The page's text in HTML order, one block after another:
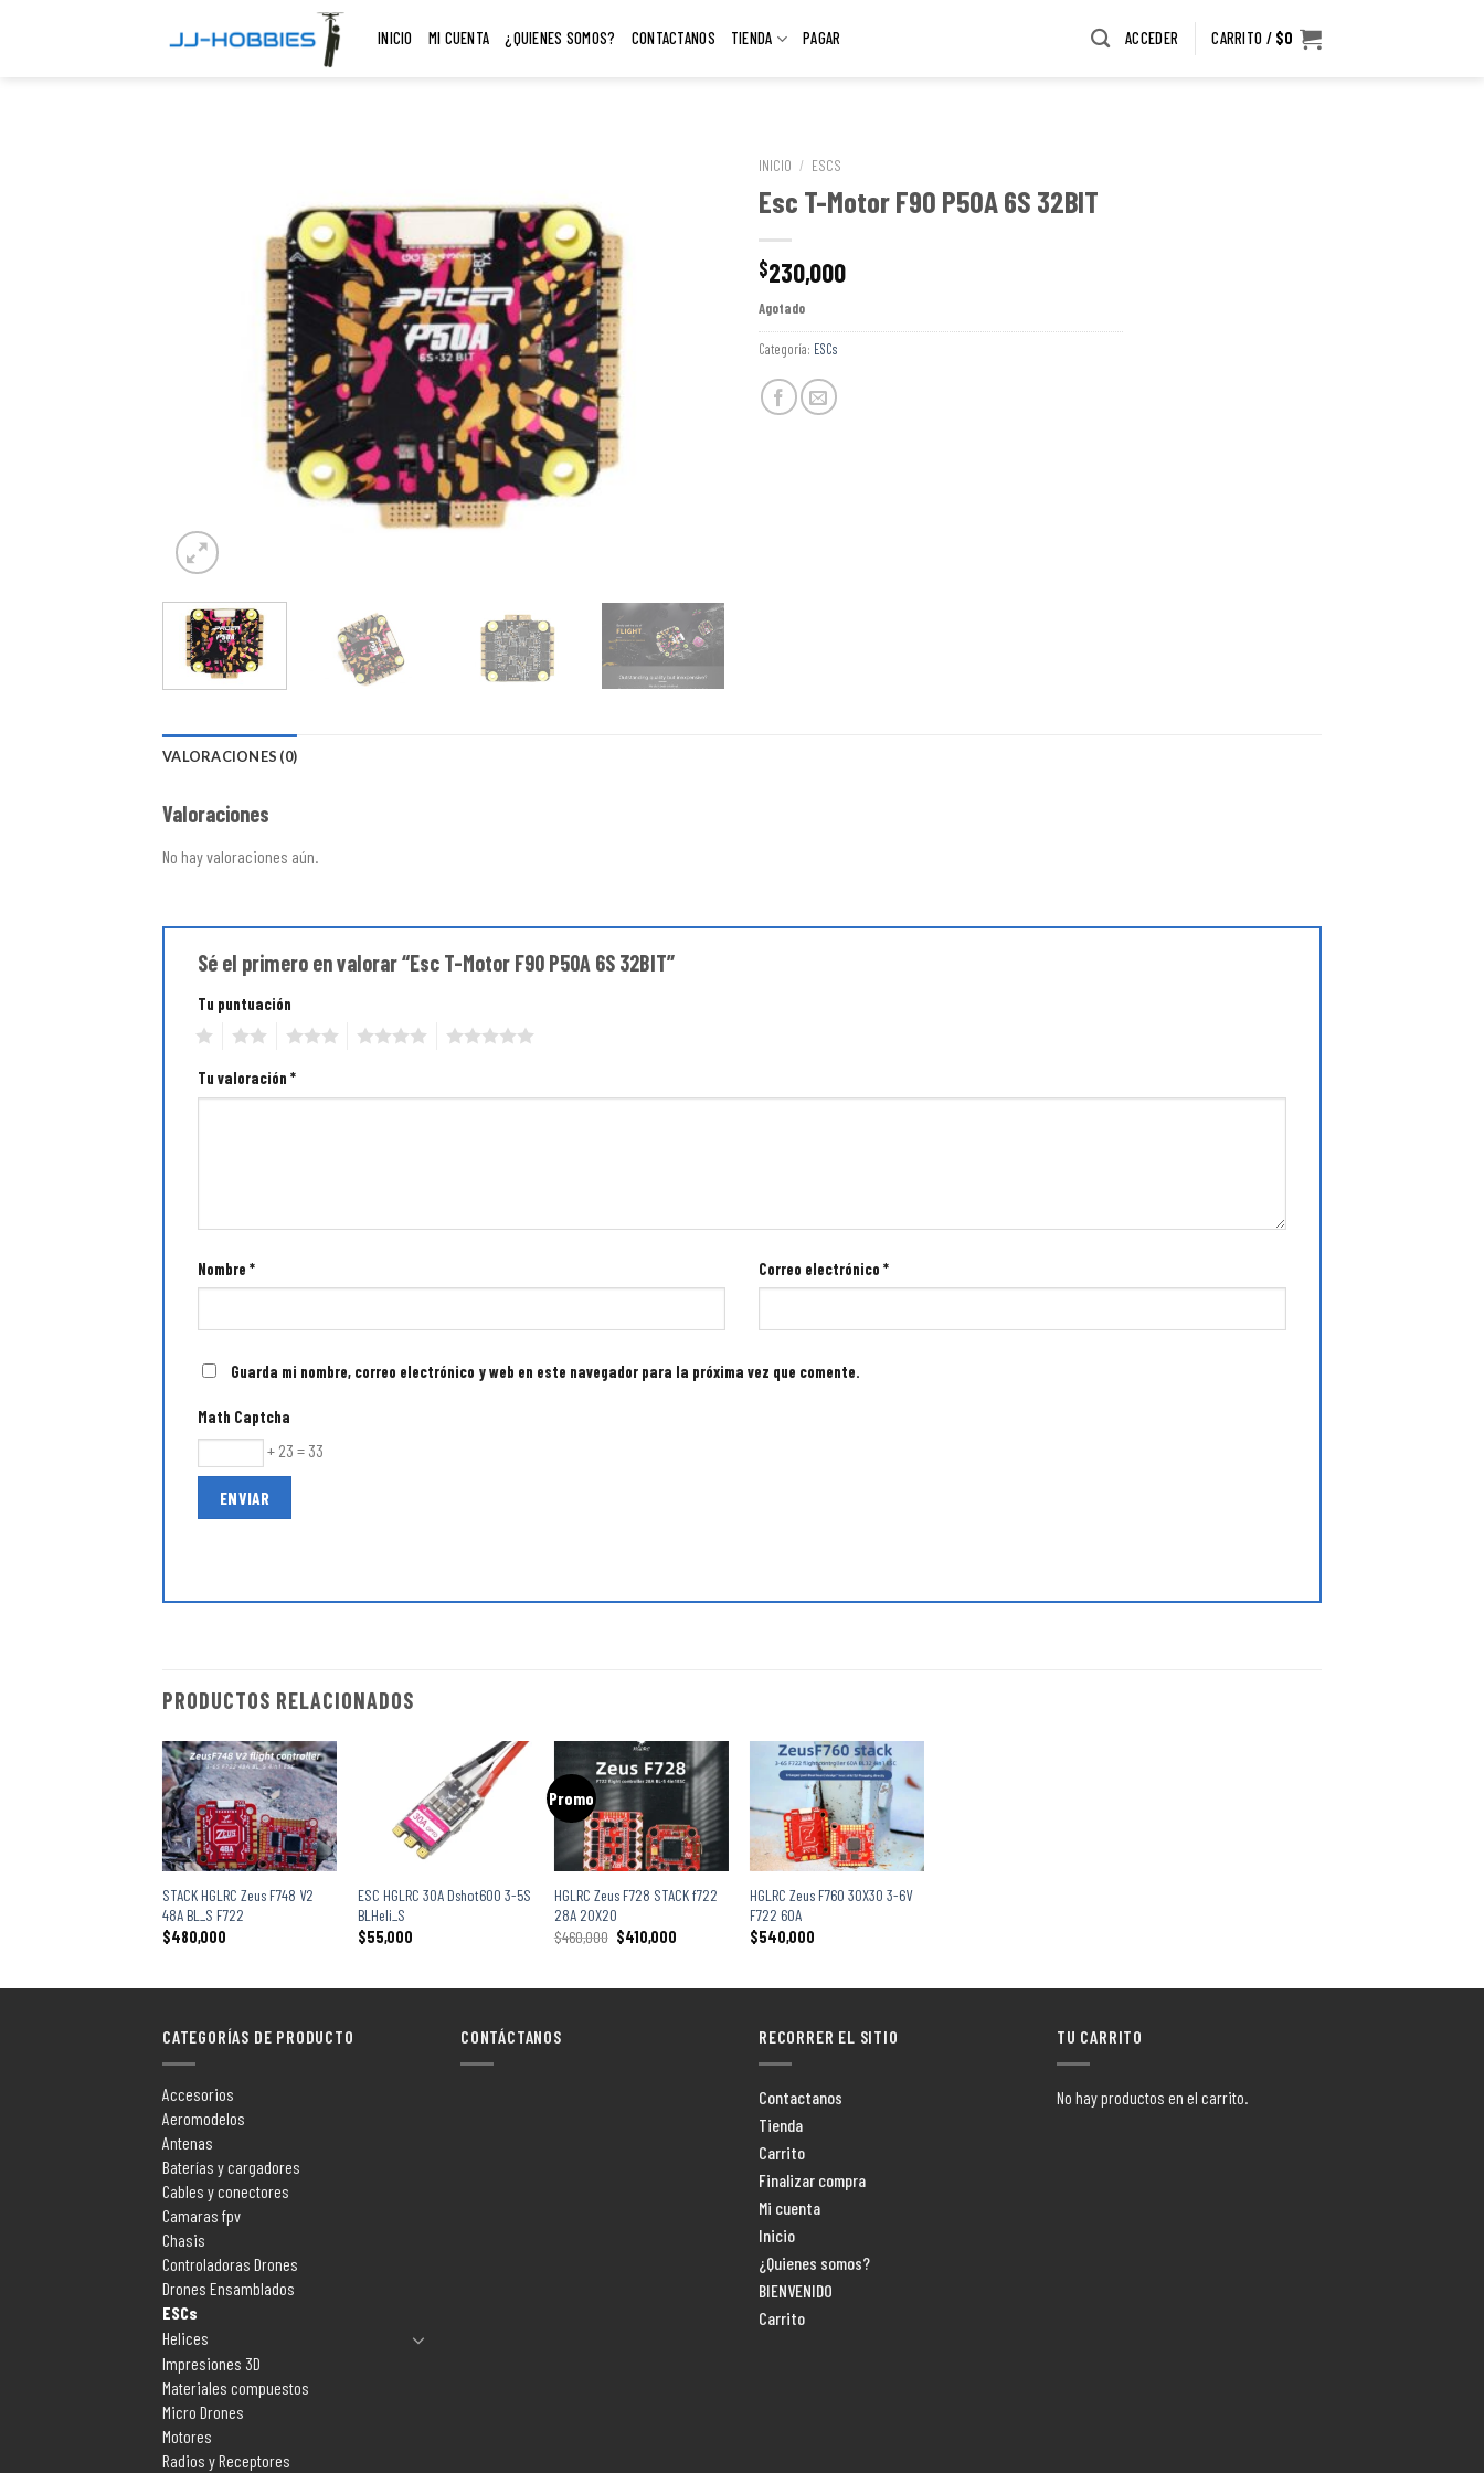
INICIO MI CUENTA ¿QUIENES SOMOS? CONTACTANOS TIENDA PAGAR ACCEDER CARRITO / $0
INICIO / ESCS
Esc T-Motor F90 P50A 6S 32BIT
$230,000
Agotado
Categoría: ESCs
VALORACIONES (0)
Valoraciones
No hay valoraciones aún.
Sé el primero en valorar “Esc T-Motor F90 P50A 6S 32BIT”
Tu puntuación
Tu valoración *
Nombre * Correo electrónico *
Guarda mi nombre, correo electrónico y web en este navegador para la próxima vez que comente.
Math Captcha
+ 23 = 33
PRODUCTOS RELACIONADOS
+
STACK HGLRC Zeus F748 V2
48A BL_S F722
$480,000
ESC HGLRC 30A Dshot600 3-5S
BLHeli_S
$55,000
Promo
+
HGLRC Zeus F728 STACK f722
28A 20X20
$460,000 $410,000
+
HGLRC Zeus F760 30X30 3-6V
F722 60A
$540,000
CATEGORÍAS DE PRODUCTO
Accesorios
Aeromodelos
Antenas
Baterías y cargadores
Cables y conectores
Camaras fpv
Chasis
Controladoras Drones
Drones Ensamblados
ESCs
Helices
Impresiones 3D
Materiales compuestos
Micro Drones
Motores
Radios y Receptores
CONTÁCTANOS RECORRER EL SITIO
Contactanos
Tienda
Carrito
Finalizar compra
Mi cuenta
Inicio
¿Quienes somos?
BIENVENIDO
Carrito
TU CARRITO
No hay productos en el carrito.